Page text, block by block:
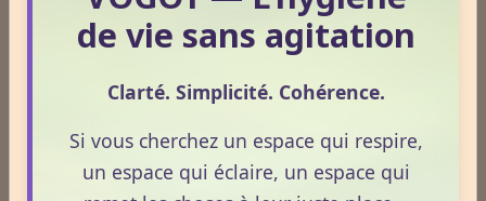
légal français impose des règles strictes : seuls les
usages externes du CBD sont autorisés. Cet article
propose une mise au point claire et accessible pour
démarche de prévention, sans ingestion et sans
allégations thérapeutiques.
Lire la suite
Le 13/05/2026
Le CBD suscite un intérêt croissant lorsqu’il est
de vie sans agitation
Clarté. Simplicité. Cohérence.
Si vous cherchez un espace qui respire,
un espace qui éclaire, un espace qui